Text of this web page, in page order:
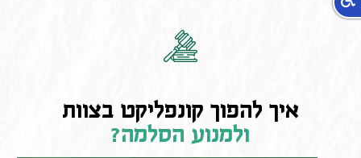
איך להפוך קונפליקט בצוות
ולמנוע הסלמה?